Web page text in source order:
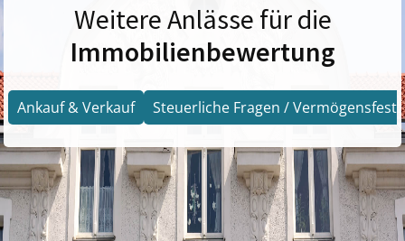
Weitere Anlässe für die
Immobilienbewertung
Ankauf & Verkauf Steuerliche Fragen /